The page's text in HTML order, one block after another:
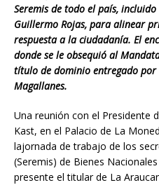
Seremis de todo el país,
Guillermo Rojas, para alinear
respuesta a la ciudadanía. El
donde se le obsequió al
título de dominio entregado
Magallanes.
Una reunión con el Presidente
Kast, en el Palacio de La
lajornada de trabajo de los
(Seremis) de Bienes
presente el titular de La